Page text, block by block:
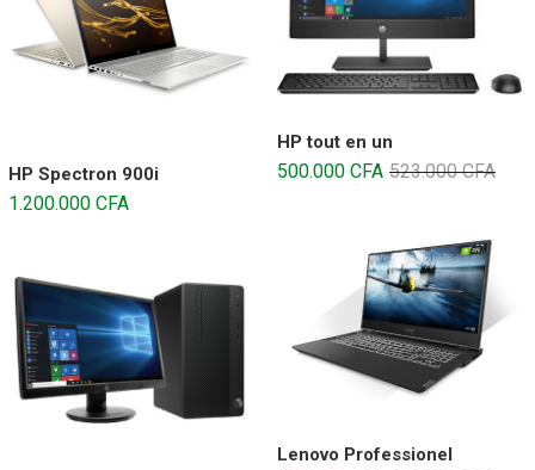
HP Spectron 900i
1.200.000 CFA
HP tout en un
523.000CFA
500.000 CFA
Lenovo Professionel